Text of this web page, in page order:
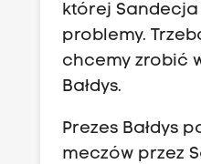
której
problemy.
chcemy zrobić
Bałdys.
Prezes Bałdys
meczów przez